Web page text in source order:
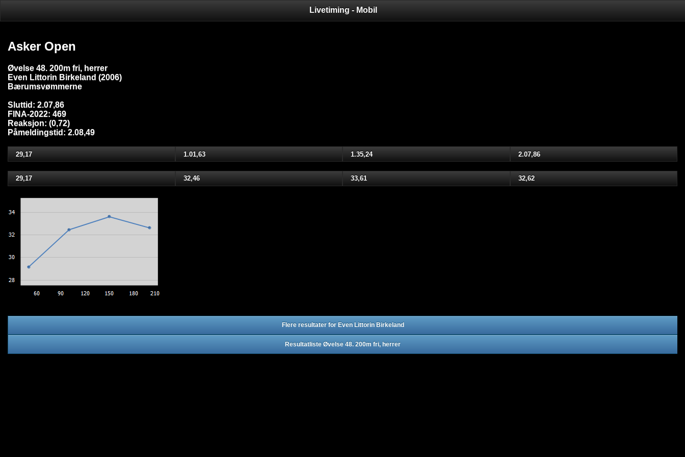
Livetiming - Mobil
Asker Open
Øvelse 48. 200m fri, herrer
Even Littorin Birkeland (2006)
Bærumsvømmerne
Sluttid: 2.07,86
FINA-2022: 469
Reaksjon: (0,72)
Påmeldingstid: 2.08,49
29,17 1.01,63 1.35,24 2.07,86
29,17 32,46 33,61 32,62
Flere resultater for Even Littorin Birkeland
Resultatliste Øvelse 48. 200m fri, herrer